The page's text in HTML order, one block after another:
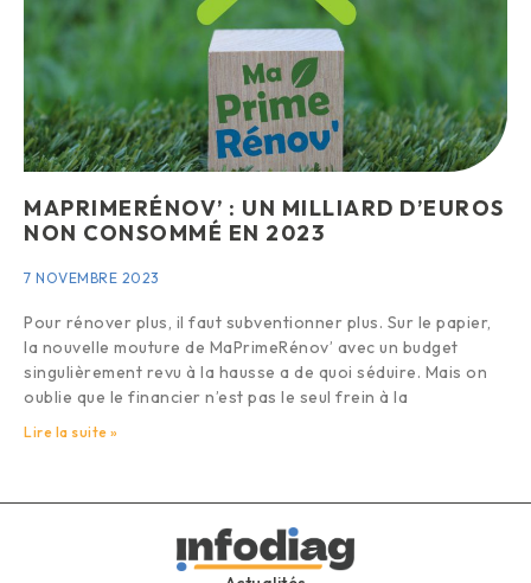
MAPRIMERÉNOV’ : UN MILLIARD D’EUROS
NON CONSOMMÉ EN 2023
7 NOVEMBRE 2023
Pour rénover plus, il faut subventionner plus. Sur le papier,
la nouvelle mouture de MaPrimeRénov’ avec un budget
singulièrement revu à la hausse a de quoi séduire. Mais on
oublie que le financier n’est pas le seul frein à la
Lire la suite »